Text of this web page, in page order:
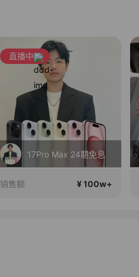
直播中
17Pro Max 24期免息
销售额 ¥ 100w+